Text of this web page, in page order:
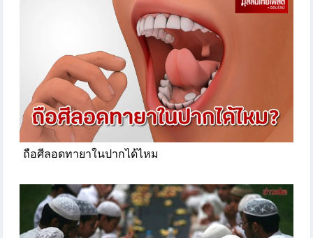
ถือศีลอดทายาในปากได้ไหม